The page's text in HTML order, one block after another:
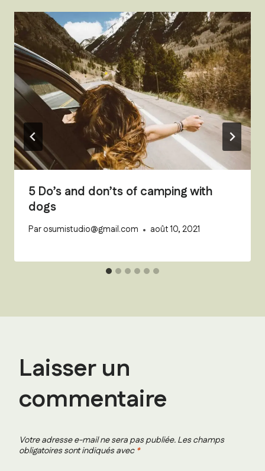
5 Do’s and don’ts of camping with
dogs
Par osumistudio@gmail.com août 10, 2021
Laisser un
commentaire
Votre adresse e-mail ne sera pas publiée. Les champs
obligatoires sont indiqués avec *